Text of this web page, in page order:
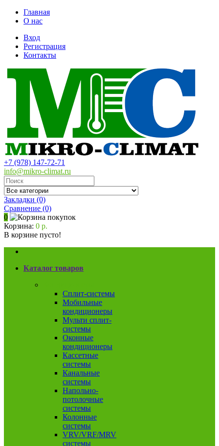
Главная
О нас
Вход
Регистрация
Контакты
+7 (978) 147-72-71
info@mikro-climat.ru
Закладки (0)
Сравнение (0)
0
Корзина: 0 р.
В корзине пусто!
Каталог товаров
Сплит-системы
Мобильные
кондиционеры
Мульти сплит-
системы
Оконные
кондиционеры
Кассетные
системы
Канальные
системы
Напольно-
потолочные
системы
Колонные
системы
VRV/VRF/MRV
системы